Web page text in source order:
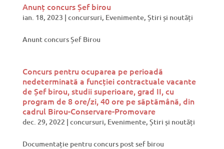
Anunț concurs Șef birou
ian. 18, 2023 | concursuri, Evenimente, Știri și noutăți
Anunt concurs Șef Birou
Concurs pentru ocuparea pe perioadă
nedeterminată a funcției contractuale vacante
de Șef birou, studii superioare, grad II, cu
program de 8 ore/zi, 40 ore pe săptămână, din
cadrul Birou-Conservare-Promovare
dec. 29, 2022 | concursuri, Evenimente, Știri și noutăți
Documentație pentru concurs post sef birou